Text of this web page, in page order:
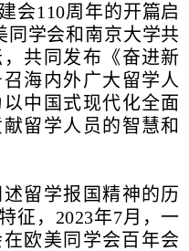
110周年的开篇启
同学会和南京大学共
共同发布《奋进新
海内外广大留学人
中国式现代化全面
留学人员的智慧和
留学报国精神的历
征，2023年7月，一
欧美同学会百年会